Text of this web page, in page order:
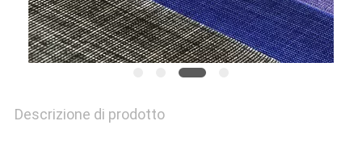
Descrizione di prodotto